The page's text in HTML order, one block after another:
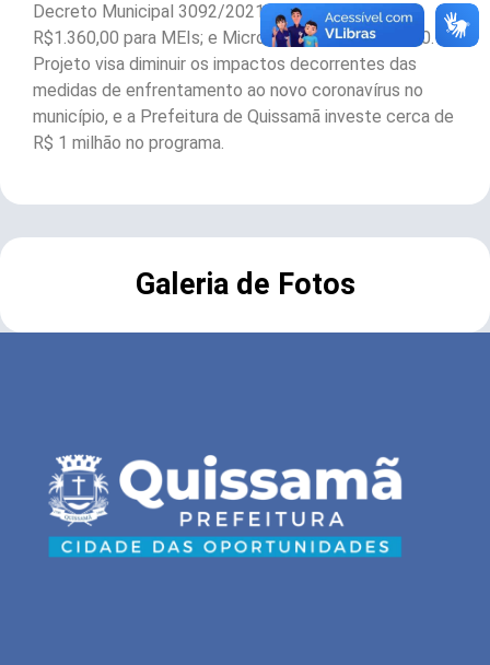
Decreto Municipal 3092/2021, serão liberados
R$1.360,00 para MEIs; e Microempresa, R$ 3.400,00. O
Projeto visa diminuir os impactos decorrentes das
medidas de enfrentamento ao novo coronavírus no
município, e a Prefeitura de Quissamã investe cerca de
R$ 1 milhão no programa.
Galeria de Fotos